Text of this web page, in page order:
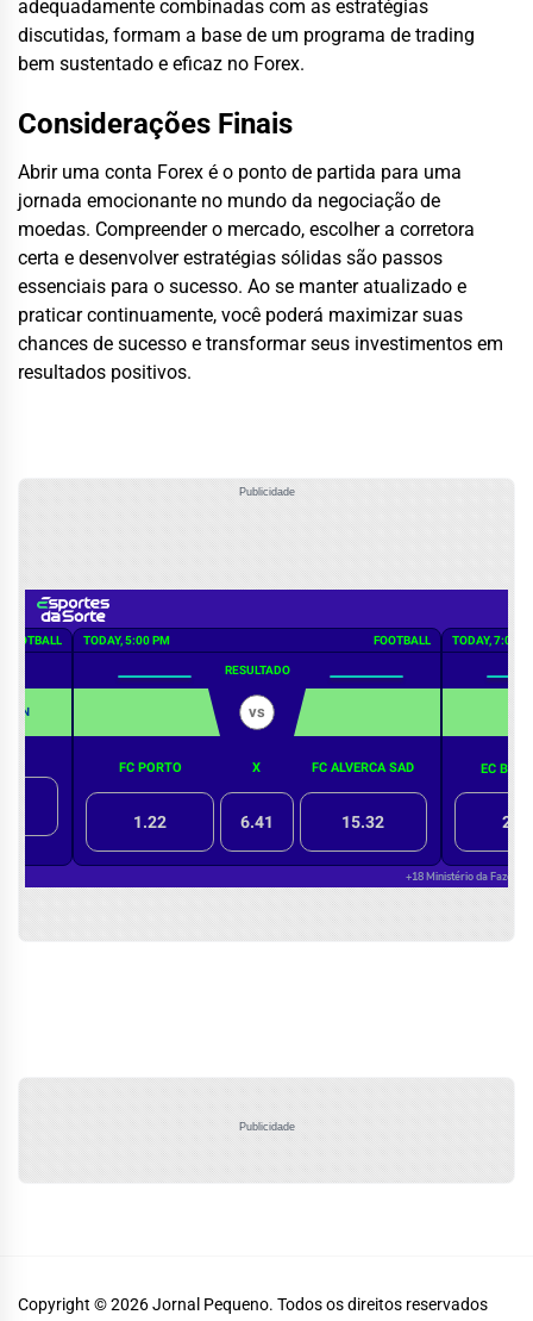
adequadamente combinadas com as estratégias
discutidas, formam a base de um programa de trading
bem sustentado e eficaz no Forex.
Considerações Finais
Abrir uma conta Forex é o ponto de partida para uma
jornada emocionante no mundo da negociação de
moedas. Compreender o mercado, escolher a corretora
certa e desenvolver estratégias sólidas são passos
essenciais para o sucesso. Ao se manter atualizado e
praticar continuamente, você poderá maximizar suas
chances de sucesso e transformar seus investimentos em
resultados positivos.
Publicidade
Publicidade
Copyright © 2026Jornal Pequeno. Todos os direitos reservados